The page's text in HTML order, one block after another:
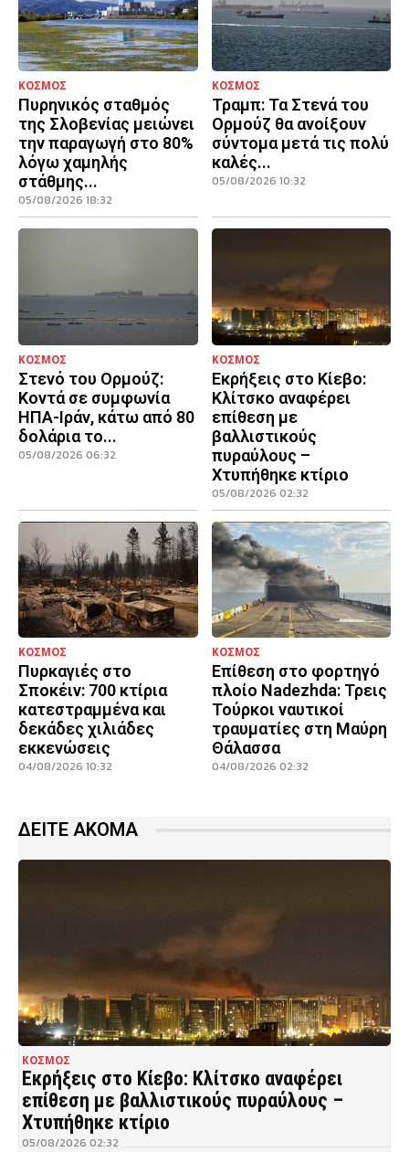
ΚΟΣΜΟΣ
Πυρηνικός σταθμός
της Σλοβενίας μειώνει
την παραγωγή στο 80%
λόγω χαμηλής
στάθμης...
05/08/2026 18:32
ΚΟΣΜΟΣ
Τραμπ: Τα Στενά του
Ορμούζ θα ανοίξουν
σύντομα μετά τις πολύ
καλές...
05/08/2026 10:32
ΚΟΣΜΟΣ
Στενό του Ορμούζ:
Κοντά σε συμφωνία
ΗΠΑ-Ιράν, κάτω από 80
δολάρια το...
05/08/2026 06:32
ΚΟΣΜΟΣ
Εκρήξεις στο Κίεβο:
Κλίτσκο αναφέρει
επίθεση με
βαλλιστικούς
πυραύλους –
Χτυπήθηκε κτίριο
05/08/2026 02:32
ΚΟΣΜΟΣ
Πυρκαγιές στο
Σποκέιν: 700 κτίρια
κατεστραμμένα και
δεκάδες χιλιάδες
εκκενώσεις
04/08/2026 10:32
ΚΟΣΜΟΣ
Επίθεση στο φορτηγό
πλοίο Nadezhda: Τρεις
Τούρκοι ναυτικοί
τραυματίες στη Μαύρη
Θάλασσα
04/08/2026 02:32
ΔΕΙΤΕ ΑΚΟΜΑ
ΚΟΣΜΟΣ
Εκρήξεις στο Κίεβο: Κλίτσκο αναφέρει
επίθεση με βαλλιστικούς πυραύλους –
Χτυπήθηκε κτίριο
05/08/2026 02:32